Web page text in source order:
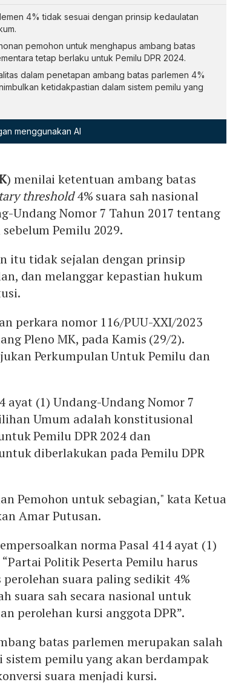
4% tidak sesuai dengan prinsip kedaulatan
pemohon untuk menghapus ambang batas
tetap berlaku untuk Pemilu DPR 2024.
dalam penetapan ambang batas parlemen 4%
ketidakpastian dalam sistem pemilu yang
menggunakan AI
) menilai ketentuan ambang batas
threshold4% suara sah nasional
Undang Nomor 7 Tahun 2017 tentang
Pemilu 2029.
itu tidak sejalan dengan prinsip
dan melanggar kepastian hukum
perkara nomor 116/PUU-XXI/2023
Pleno MK, pada Kamis (29/2).
Perkumpulan Untuk Pemilu dan
ayat (1) Undang-Undang Nomor 7
Umum adalah konstitusional
Pemilu DPR 2024 dan
diberlakukan pada Pemilu DPR
Pemohon untuk sebagian," kata Ketua
Amar Putusan.
norma Pasal 414 ayat (1)
Politik Peserta Pemilu harus
suara paling sedikit 4%
suara sah secara nasional untuk
perolehan kursi anggota DPR”.
batas parlemen merupakan salah
pemilu yang akan berdampak
suara menjadi kursi.